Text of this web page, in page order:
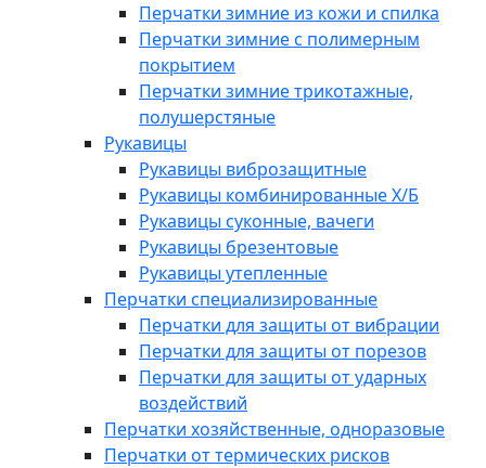
Перчатки зимние из кожи и спилка
Перчатки зимние с полимерным
покрытием
Перчатки зимние трикотажные,
полушерстяные
Рукавицы
Рукавицы виброзащитные
Рукавицы комбинированные Х/Б
Рукавицы суконные, вачеги
Рукавицы брезентовые
Рукавицы утепленные
Перчатки специализированные
Перчатки для защиты от вибрации
Перчатки для защиты от порезов
Перчатки для защиты от ударных
воздействий
Перчатки хозяйственные, одноразовые
Перчатки от термических рисков